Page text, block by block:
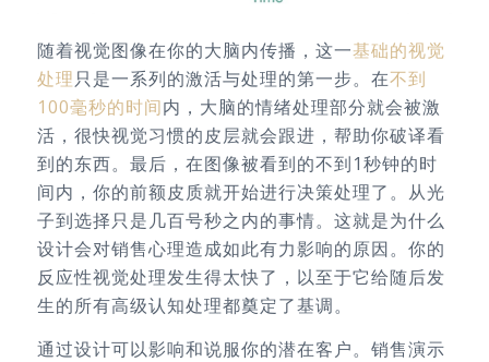
随着视觉图像在你的大脑内传播，这一基础的视觉
处理只是一系列的激活与处理的第一步。在不到
100毫秒的时间内，大脑的情绪处理部分就会被激
活，很快视觉习惯的皮层就会跟进，帮助你破译看
到的东西。最后，在图像被看到的不到1秒钟的时
间内，你的前额皮质就开始进行决策处理了。从光
子到选择只是几百号秒之内的事情。这就是为什么
设计会对销售心理造成如此有力影响的原因。你的
反应性视觉处理发生得太快了，以至于它给随后发
生的所有高级认知处理都奠定了基调。
通过设计可以影响和说服你的潜在客户。销售演示